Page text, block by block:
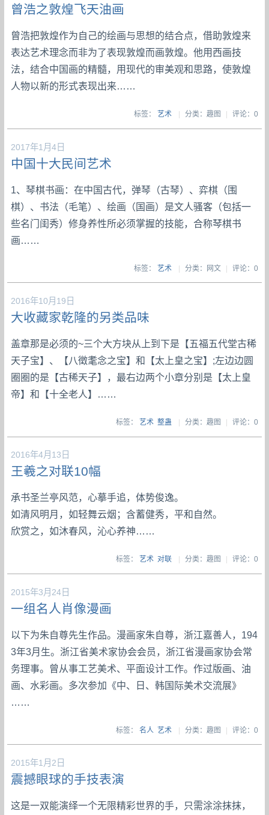
曾浩之敦煌飞天油画
曾浩把敦煌作为自己的绘画与思想的结合点，借助敦煌来
表达艺术理念而非为了表现敦煌而画敦煌。他用西画技
法，结合中国画的精髓，用现代的审美观和思路，使敦煌
人物以新的形式表现出来……
标签： 艺术 分类：趣图 评论：0
2017年1月4日
中国十大民间艺术
1、琴棋书画：在中国古代，弹琴（古琴）、弈棋（围
棋）、书法（毛笔）、绘画（国画）是文人骚客（包括一
些名门闺秀）修身养性所必须掌握的技能，合称琴棋书
画……
标签： 艺术 | 分类：网文| 评论：0
2016年10月19日
大收藏家乾隆的另类品味
盖章那是必须的~三个大方块从上到下是【五福五代堂古稀
天子宝】、【八徵耄念之宝】和【太上皇之宝】;左边边圆
圈圈的是【古稀天子】，最右边两个小章分别是【太上皇
帝】和【十全老人】……
标签： 艺术 整蛊 | 分类：趣图 | 评论：0
2016年4月13日
王羲之对联10幅
承书圣兰亭风范，心摹手追，体势俊逸。
如清风明月，如轻舞云烟；含蓄健秀，平和自然。
欣赏之，如沐春风，沁心养神……
标签： 艺术 对联 分类：趣图 评论：0
2015年3月24日
一组名人肖像漫画
以下为朱自尊先生作品。漫画家朱自尊，浙江嘉善人，194
3年3月生。浙江省美术家协会会员，浙江省漫画家协会常
务理事。曾从事工艺美术、平面设计工作。作过版画、油
画、水彩画。多次参加《中、日、韩国际美术交流展》
……
标签： 名人 艺术 | 分类：趣图 | 评论：0
2015年1月2日
震撼眼球的手技表演
这是一双能演绎一个无限精彩世界的手，只需涂涂抹抹，